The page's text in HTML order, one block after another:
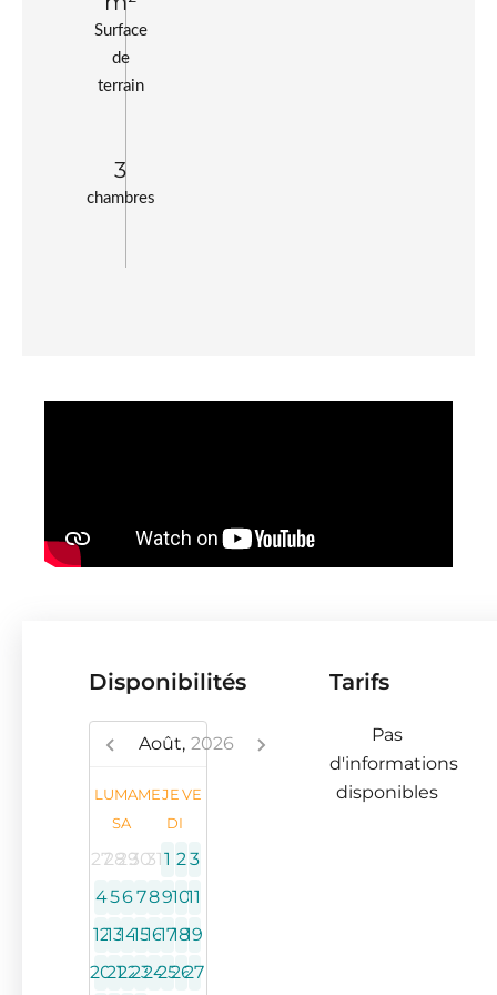
Surface
de
terrain
chambres
3
Disponibilités
Août, 2026
LUMAMEJE VE
SA
DI
27282930311 23
4567891011
1213141516171819
2021222324252627
Tarifs
Pas
d'informations
disponibles